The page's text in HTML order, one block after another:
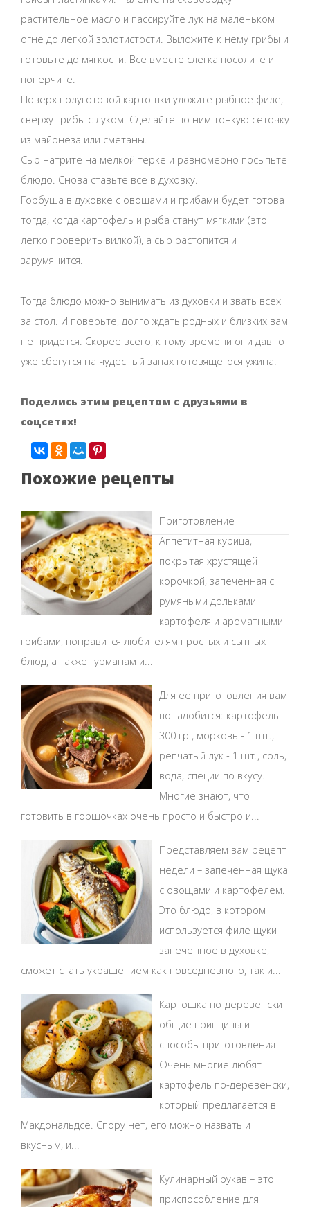
растительное масло и пассируйте лук на маленьком
огне до легкой золотистости. Выложите к нему грибы и
готовьте до мягкости. Все вместе слегка посолите и
поперчите.
Поверх полуготовой картошки уложите рыбное филе,
сверху грибы с луком. Сделайте по ним тонкую сеточку
из майонеза или сметаны.
Сыр натрите на мелкой терке и равномерно посыпьте
блюдо. Снова ставьте все в духовку.
Горбуша в духовке с овощами и грибами будет готова
тогда, когда картофель и рыба станут мягкими (это
легко проверить вилкой), а сыр растопится и
зарумянится.
Тогда блюдо можно вынимать из духовки и звать всех
за стол. И поверьте, долго ждать родных и близких вам
не придется. Скорее всего, к тому времени они давно
уже сбегутся на чудесный запах готовящегося ужина!
Поделись этим рецептом с друзьями в
соцсетях!
Похожие рецепты
Приготовление
Аппетитная курица,
покрытая хрустящей
корочкой, запеченная с
румяными дольками
картофеля и ароматными
грибами, понравится любителям простых и сытных
блюд, а также гурманам и...
Для ее приготовления вам
понадобится: картофель -
300 гр., морковь - 1 шт.,
репчатый лук - 1 шт., соль,
вода, специи по вкусу.
Многие знают, что
готовить в горшочках очень просто и быстро и...
Представляем вам рецепт
недели – запеченная щука
с овощами и картофелем.
Это блюдо, в котором
используется филе щуки
запеченное в духовке,
сможет стать украшением как повседневного, так и...
Картошка по-деревенски -
общие принципы и
способы приготовления
Очень многие любят
картофель по-деревенски,
который предлагается в
Макдональдсе. Спору нет, его можно назвать и
вкусным, и...
Кулинарный рукав – это
приспособление для